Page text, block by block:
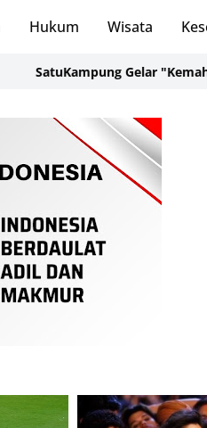
Hukum Wisata
Gelar "Kemah